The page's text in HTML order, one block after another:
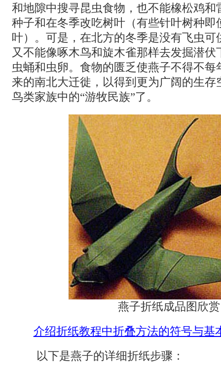
和地隙中搜寻昆虫食物，也不能橡松鸡和
种子和在冬季改吃树叶（有些针叶树种即
叶）。可是，在北方的冬季是没有飞虫可
又不能像啄木鸟和旋木雀那样去发掘潜伏
虫蛹和虫卵。食物的匮乏使燕子不得不每
来的南北大迁徙，以得到更为广阔的生存
鸟类家族中的“游牧民族”了。
燕子折纸成品图欣赏
介绍折纸教程中折叠方法的符号与基
以下是燕子的详细折纸步骤：